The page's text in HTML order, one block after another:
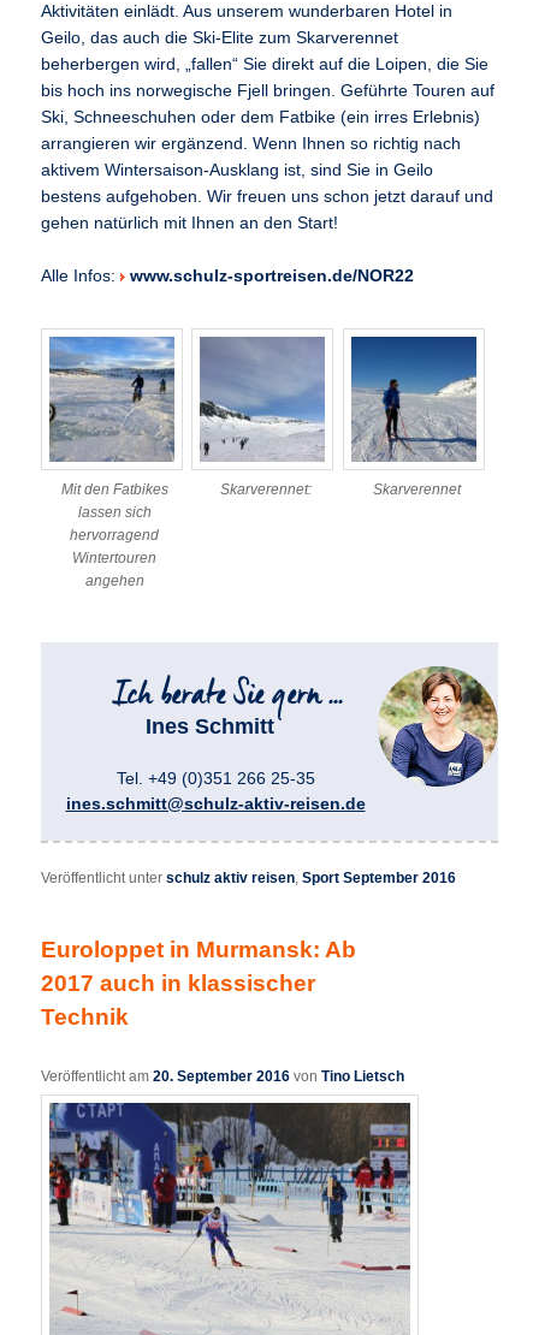
Aktivitäten einlädt. Aus unserem wunderbaren Hotel in
Geilo, das auch die Ski-Elite zum Skarverennet
beherbergen wird, „fallen“ Sie direkt auf die Loipen, die Sie
bis hoch ins norwegische Fjell bringen. Geführte Touren auf
Ski, Schneeschuhen oder dem Fatbike (ein irres Erlebnis)
arrangieren wir ergänzend. Wenn Ihnen so richtig nach
aktivem Wintersaison-Ausklang ist, sind Sie in Geilo
bestens aufgehoben. Wir freuen uns schon jetzt darauf und
gehen natürlich mit Ihnen an den Start!
Alle Infos: www.schulz-sportreisen.de/NOR22
Mit den Fatbikes
lassen sich
hervorragend
Wintertouren
angehen
Skarverennet: Skarverennet
Ines Schmitt
Tel. +49 (0)351 266 25-35
ines.schmitt@schulz-aktiv-reisen.de
Veröffentlicht unter schulz aktiv reisen,Sport September 2016
Euroloppet in Murmansk: Ab
2017 auch in klassischer
Technik
Veröffentlicht am20. September 2016 vonTino Lietsch